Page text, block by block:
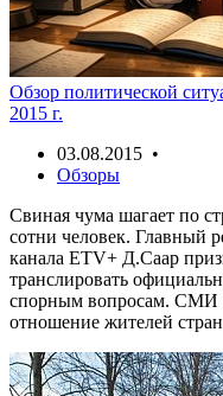
Обзор политической
2015 г.
03.08.2015 •
Обзоры
Свиная чума шагает по
сотни человек. Главный
канала ETV+ Д.Саар
транслировать
спорным вопросам. СМИ
отношение жителей